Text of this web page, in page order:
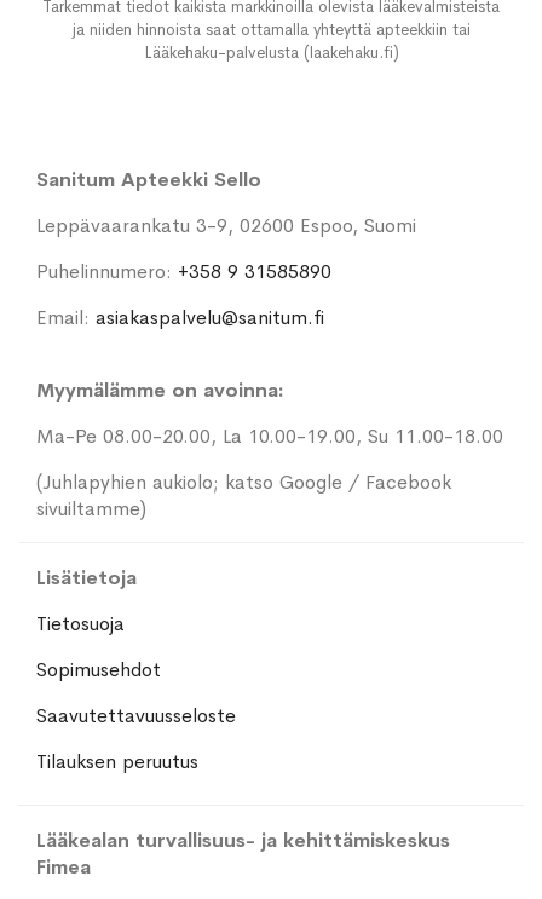
Tarkemmat tiedot kaikista markkinoilla olevista lääkevalmisteista
ja niiden hinnoista saat ottamalla yhteyttä apteekkiin tai
Lääkehaku-palvelusta (laakehaku.fi)
Sanitum Apteekki Sello
Leppävaarankatu 3-9, 02600 Espoo, Suomi
Puhelinnumero: +358 9 31585890
Email: asiakaspalvelu@sanitum.fi
Myymälämme on avoinna:
Ma-Pe 08.00-20.00, La 10.00-19.00, Su 11.00-18.00
(Juhlapyhien aukiolo; katso Google / Facebook
sivuiltamme)
Lisätietoja
Tietosuoja
Sopimusehdot
Saavutettavuusseloste
Tilauksen peruutus
Lääkealan turvallisuus- ja kehittämiskeskus
Fimea